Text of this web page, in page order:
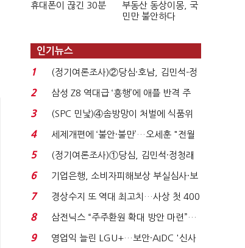
휴대폰이 끊긴 30분
부동산 동상이몽, 국
민만 불안하다
인기뉴스
1
(정기여론조사)②당심·호남, 김민석-정
청래 '초접전'...
2
삼성 Z8 역대급 ‘흥행’에 애플 반격 주
목…9월 ‘폴...
3
(SPC 민낯)④솜방망이 처벌에 식품위
생법 위반 반복...
4
세제개편에 ‘불안·불만’…오세훈 "전월
세 구하기 더 ...
5
(정기여론조사)①당심, 김민석·정청래
'초접전'…대통령 ...
6
기업은행, 소비자피해보상 부실심사·보
이스피싱 공시 ...
7
경상수지 또 역대 최고치…사상 첫 400
억달러에 '3% 성...
8
삼전닉스 “주주환원 확대 방안 마련”…
로이터에 성명...
9
영업익 늘린 LGU+…보안·AIDC '신사